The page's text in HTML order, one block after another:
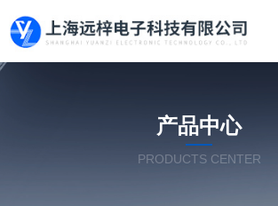
产品中心
PRODUCTS CENTER